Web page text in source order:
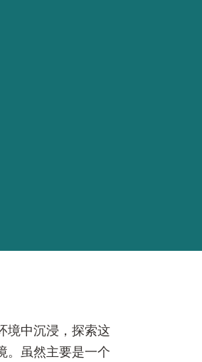
境中沉浸，探索这
。虽然主要是一个